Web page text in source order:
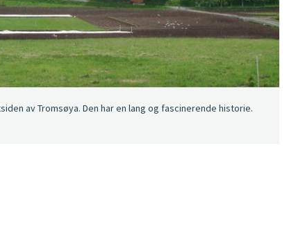
av Tromsøya. Den har en lang og fascinerende historie.